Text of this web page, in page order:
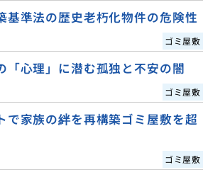
基準法の歴史老朽化物件の危険性
ゴミ屋敷
「心理」に潜む孤独と不安の闇
ゴミ屋敷
で家族の絆を再構築ゴミ屋敷を超
ゴミ屋敷